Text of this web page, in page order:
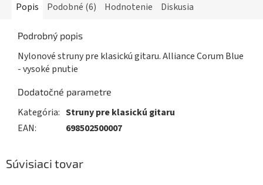
Popis Podobné (6) Hodnotenie Diskusia
Podrobný popis
Nylonové struny pre klasickú gitaru. Alliance Corum Blue
- vysoké pnutie
Dodatočné parametre
Kategória: Struny pre klasickú gitaru
EAN: 698502500007
Súvisiaci tovar